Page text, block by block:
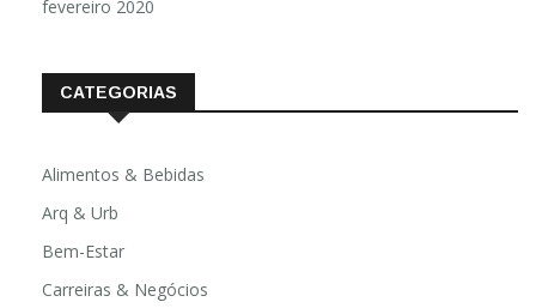
fevereiro 2020
CATEGORIAS
Alimentos & Bebidas
Arq & Urb
Bem-Estar
Carreiras & Negócios